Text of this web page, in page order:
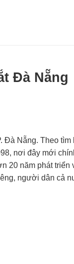
Đà Nẵng
Đà Nẵng. Theo
nơi đây mới
20 năm phát triển
người dân cả